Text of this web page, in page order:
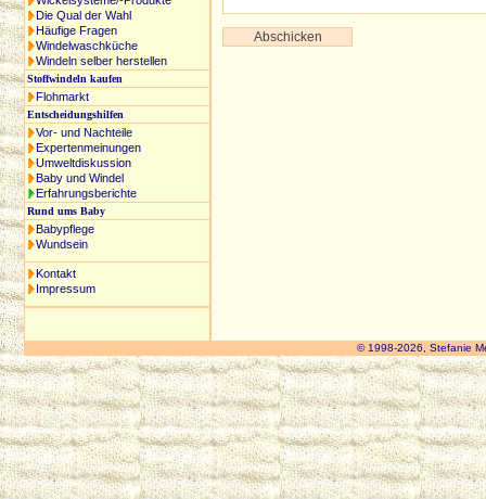
Die Qual der Wahl
Häufige Fragen
Windelwaschküche
Windeln selber herstellen
Stoffwindeln kaufen
Flohmarkt
Entscheidungshilfen
Vor- und Nachteile
Expertenmeinungen
Umweltdiskussion
Baby und Windel
Erfahrungsberichte
Rund ums Baby
Babypflege
Wundsein
Kontakt
Impressum
© 1998-2026, Stefanie